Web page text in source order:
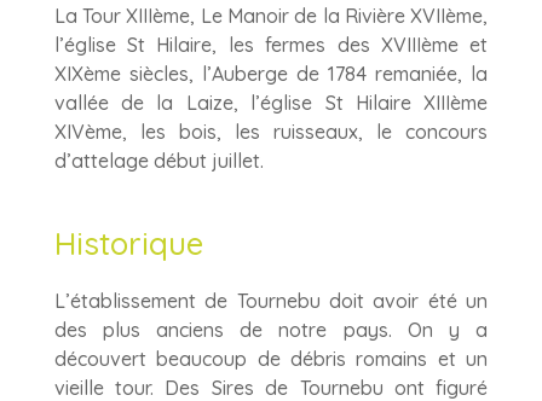
La Tour XIIIème, Le Manoir de la Rivière XVIIème,
l’église St Hilaire, les fermes des XVIIIème et
XIXème siècles, l’Auberge de 1784 remaniée, la
vallée de la Laize, l’église St Hilaire XIIIème
XIVème, les bois, les ruisseaux, le concours
d’attelage début juillet.
Historique
L’établissement de Tournebu doit avoir été un
des plus anciens de notre pays. On y a
découvert beaucoup de débris romains et un
vieille tour. Des Sires de Tournebu ont figuré